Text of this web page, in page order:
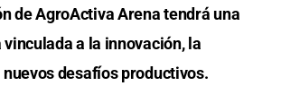
de AgroActiva Arena tendrá una
a la innovación, la
desafíos productivos.